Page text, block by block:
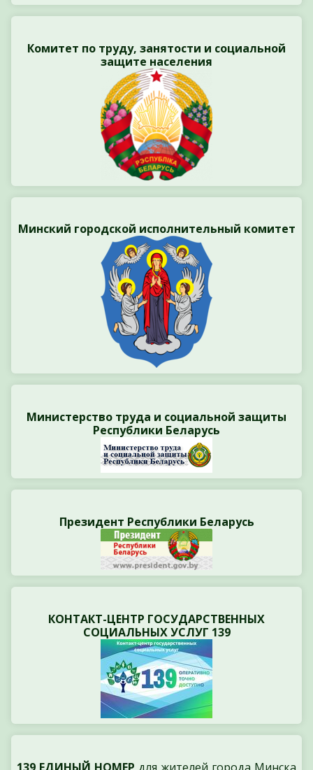
Комитет по труду, занятости и социальной
защите населения
Минский городской исполнительный комитет
Министерство труда и социальной защиты
Республики Беларусь
Президент Республики Беларусь
КОНТАКТ-ЦЕНТР ГОСУДАРСТВЕННЫХ
СОЦИАЛЬНЫХ УСЛУГ 139